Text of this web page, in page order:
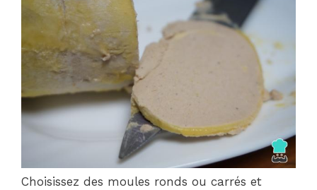
Choisissez des moules ronds ou carrés et